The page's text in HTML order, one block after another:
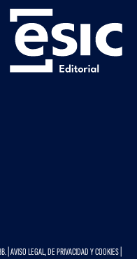
| AVISO LEGAL, DE PRIVACIDAD Y COOKIES